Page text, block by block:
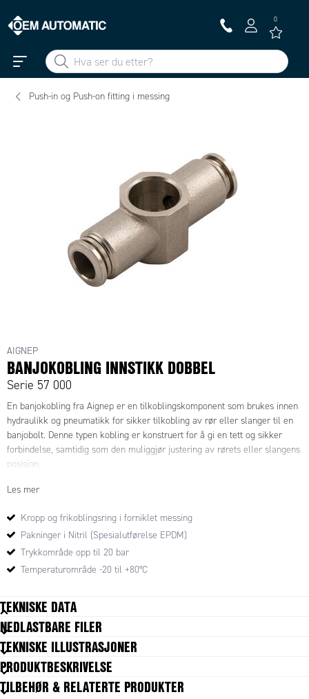
0
Push-in og Push-on fitting i messing
AIGNEP
BANJOKOBLING INNSTIKK DOBBEL
Serie 57 000
En banjokobling fra Aignep er en tilkoblingskomponent som brukes innen
hydraulikk og pneumatikk for sikker tilkobling av rør eller slanger til en
banjobolt. Denne typen kobling er konstruert for å gi en tett og sikker
forbindelse, samtidig som den muliggjør justering av rørets eller slangens
posisjon.
Les mer
Kropp og frikoblingsring i forniklet messing
Pakninger i Nitril (Spesialutførelse EPDM)
Trykkområde opp til 20 bar
Temperaturområde -20 til +80°C
TEKNISKE DATA
GENERELL DATA
Body shape
Materiale kropp
Forpakningsstørrelse 10 pc
NEDLASTBARE FILER
TEKNISKE ILLUSTRASJONER
PRODUKTBESKRIVELSE
TILBEHØR & RELATERTE PRODUKTER